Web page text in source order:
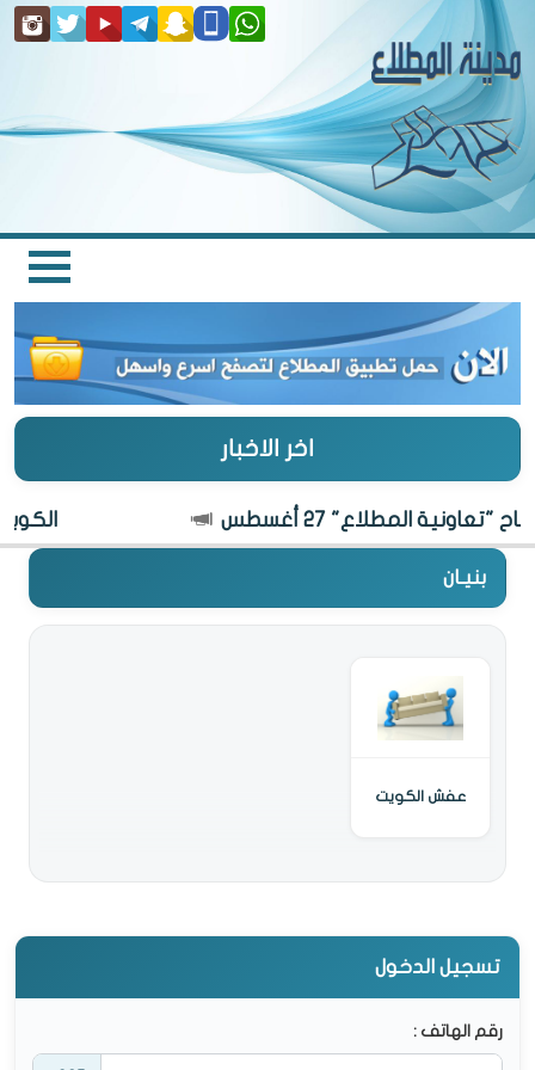
اخر الاخبار
المطلاع" 27 أغسطس
بنيـان
عفش الكويت
تسجيل الدخول
رقم الهاتف :